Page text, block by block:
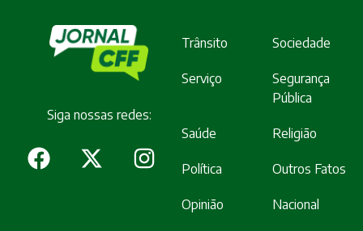
Siga nossas redes:
Trânsito Sociedade
Serviço
Segurança
Pública
Saúde Religião
Política Outros Fatos
Opinião Nacional